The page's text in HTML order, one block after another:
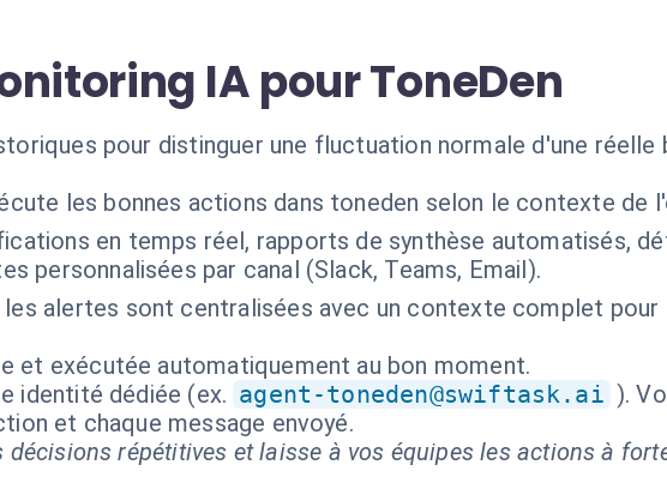
IA pour ToneDen
pour distinguer une fluctuation normale d'une réelle
les bonnes actions dans toneden selon le contexte de
en temps réel, rapports de synthèse automatisés,
personnalisées par canal (Slack, Teams, Email).
alertes sont centralisées avec un contexte complet pour
et exécutée automatiquement au bon moment.
identité dédiée (ex. agent-toneden@swiftask.ai ).
et chaque message envoyé.
décisions répétitives et laisse à vos équipes les actions à